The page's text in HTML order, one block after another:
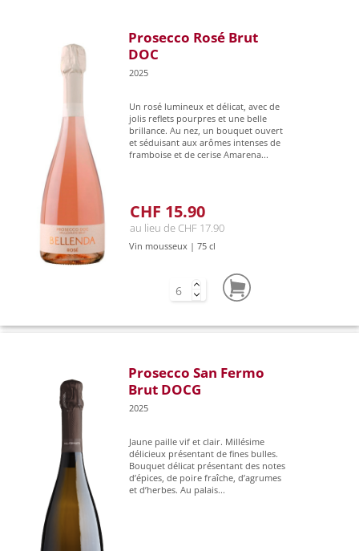
Prosecco Rosé Brut
DOC
2025
Un rosé lumineux et délicat, avec de
jolis reflets pourpres et une belle
brillance. Au nez, un bouquet ouvert
et séduisant aux arômes intenses de
framboise et de cerise Amarena...
CHF 15.90
au lieu de CHF 17.90
Vin mousseux | 75 cl
Prosecco San Fermo
Brut DOCG
2025
Jaune paille vif et clair. Millésime
délicieux présentant de fines bulles.
Bouquet délicat présentant des notes
d’épices, de poire fraîche, d’agrumes
et d’herbes. Au palais...